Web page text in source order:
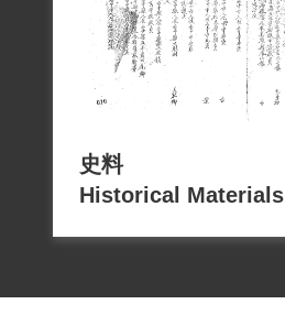
史料
Historical Materials